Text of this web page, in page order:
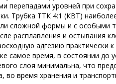
перепадами уровней при
Трубка ТТК 4:1 (КВТ)
сложной формы и с особыми
расплавления и остывания
адгезию практически
самое время, в состоянии до
слоя минимальна, что
во время хранения и